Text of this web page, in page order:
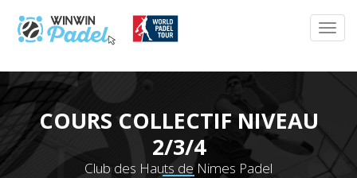
COURS COLLECTIF NIVEAU
2/3/4
Club des Hauts de Nimes Padel